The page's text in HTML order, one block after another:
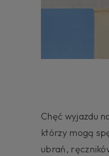
Chęć wyjazdu
którzy mogą
ubrań,